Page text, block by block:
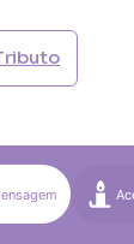
Média (€100)
Média (€100)
Média (€100)